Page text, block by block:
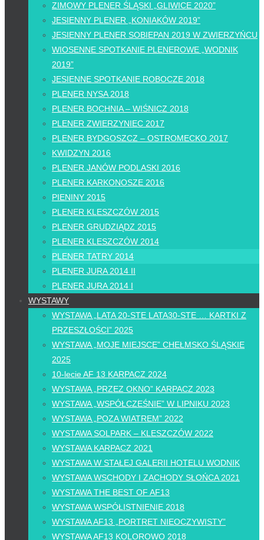
ZIMOWY PLENER ŚLĄSKI „GLIWICE 2020”
JESIENNY PLENER „KONIAKÓW 2019”
JESIENNY PLENER SOBIEPAN 2019 W ZWIERZYŃCU
WIOSENNE SPOTKANIE PLENEROWE „WODNIK
2019”
JESIENNE SPOTKANIE ROBOCZE 2018
PLENER NYSA 2018
PLENER BOCHNIA – WIŚNICZ 2018
PLENER ZWIERZYNIEC 2017
PLENER BYDGOSZCZ – OSTROMECKO 2017
KWIDZYN 2016
PLENER JANÓW PODLASKI 2016
PLENER KARKONOSZE 2016
PIENINY 2015
PLENER KLESZCZÓW 2015
PLENER GRUDZIĄDZ 2015
PLENER KLESZCZÓW 2014
PLENER TATRY 2014
PLENER JURA 2014 II
PLENER JURA 2014 I
WYSTAWY
WYSTAWA „LATA 20-STE LATA30-STE … KARTKI Z
PRZESZŁOŚCI” 2025
WYSTAWA „MOJE MIEJSCE” CHEŁMSKO ŚLĄSKIE
2025
10-lecie AF 13 KARPACZ 2024
WYSTAWA „PRZEZ OKNO” KARPACZ 2023
WYSTAWA „WSPÓŁCZEŚNIE” W LIPNIKU 2023
WYSTAWA „POZA WIATREM” 2022
WYSTAWA SOLPARK – KLESZCZÓW 2022
WYSTAWA KARPACZ 2021
WYSTAWA W STAŁEJ GALERII HOTELU WODNIK
WYSTAWA WSCHODY I ZACHODY SŁOŃCA 2021
WYSTAWA THE BEST OF AF13
WYSTAWA WSPÓŁISTNIENIE 2018
WYSTAWA AF13 „PORTRET NIEOCZYWISTY”
WYSTAWA AF13 KOLOROWO 2018